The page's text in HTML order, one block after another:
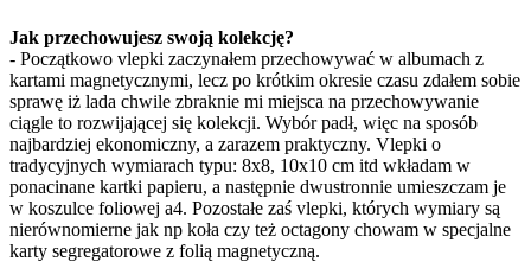
Jak przechowujesz swoją kolekcję?
- Początkowo vlepki zaczynałem przechowywać w albumach z
kartami magnetycznymi, lecz po krótkim okresie czasu zdałem sobie
sprawę iż lada chwile zbraknie mi miejsca na przechowywanie
ciągle to rozwijającej się kolekcji. Wybór padł, więc na sposób
najbardziej ekonomiczny, a zarazem praktyczny. Vlepki o
tradycyjnych wymiarach typu: 8x8, 10x10 cm itd wkładam w
ponacinane kartki papieru, a następnie dwustronnie umieszczam je
w koszulce foliowej a4. Pozostałe zaś vlepki, których wymiary są
nierównomierne jak np koła czy też octagony chowam w specjalne
karty segregatorowe z folią magnetyczną.